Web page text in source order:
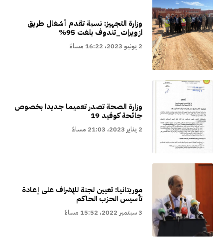
وزارة التجهيز: نسبة تقدم أشغال طريق
ازويرات_تندوف بلغت 95%
2 يونيو 2023، 16:22 مساءً
وزارة الصحة تصدر تعميما جديدا بخصوص
جائحة كوفيد 19
2 يناير 2023، 21:03 مساءً
موريتانيا: تعيين لجنة للإشراف على إعادة
تأسيس الحزب الحاكم
3 سبتمبر 2022، 15:52 مساءً